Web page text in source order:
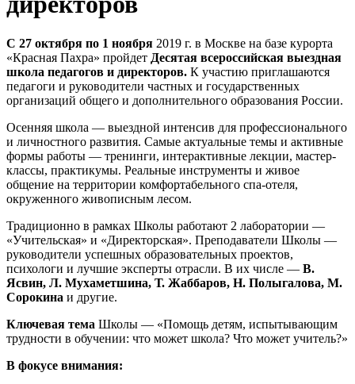
С 27 октября по 1 ноября 2019 г. в Москве на базе курорта
«Красная Пахра» пройдет Десятая всероссийская выездная
школа педагогов и директоров. К участию приглашаются
педагоги и руководители частных и государственных
организаций общего и дополнительного образования России.
Осенняя школа — выездной интенсив для профессионального
и личностного развития. Самые актуальные темы и активные
формы работы — тренинги, интерактивные лекции, мастер-
классы, практикумы. Реальные инструменты и живое
общение на территории комфортабельного спа-отеля,
окруженного живописным лесом.
Традиционно в рамках Школы работают 2 лаборатории —
«Учительская» и «Директорская». Преподаватели Школы —
руководители успешных образовательных проектов,
психологи и лучшие эксперты отрасли. В их числе — В.
Ясвин, Л. Мухаметшина, Т. Жаббаров, Н. Полыгалова, М.
Сорокина и другие.
Ключевая тема Школы — «Помощь детям, испытывающим
трудности в обучении: что может школа? Что может учитель?»
В фокусе внимания: